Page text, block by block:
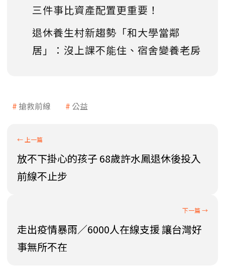
三件事比資產配置更重要！
退休養生村新趨勢「和大學當鄰
居」：沒上課不能住、宿舍變養老房
搶救前線 公益
放不下掛心的孩子 68歲許水鳳退休後投入
前線不止步
走出疫情暴雨／6000人在線支援 讓台灣好
事無所不在